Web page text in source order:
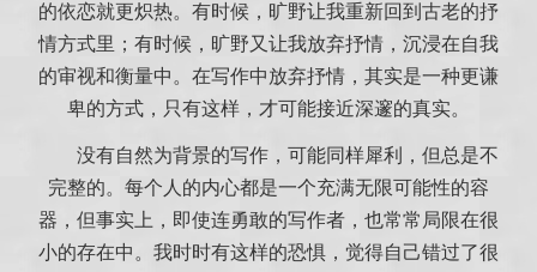
的依恋就更炽热。有时候，旷野让我重新回到古老的抒
情方式里；有时候，旷野又让我放弃抒情，沉浸在自我
的审视和衡量中。在写作中放弃抒情，其实是一种更谦
卑的方式，只有这样，才可能接近深邃的真实。
没有自然为背景的写作，可能同样犀利，但总是不
完整的。每个人的内心都是一个充满无限可能性的容
器，但事实上，即使连勇敢的写作者，也常常局限在很
小的存在中。我时时有这样的恐惧，觉得自己错过了很